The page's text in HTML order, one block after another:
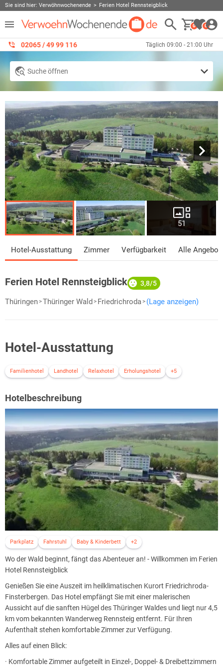
Sie sind hier: Verwöhnwochenende Ferien Hotel Rennsteigblick
0 0
02065 / 49 ‌99 116 Täglich 09:00 - 21:00 Uhr
Suche öffnen
51
Hotel-Ausstattung Zimmer Verfügbarkeit Alle
Ferien Hotel Rennsteigblick 3,8/5
Thüringen Thüringer Wald Friedrichroda (Lage anzeigen)
Hotel-Ausstattung
Familienhotel Landhotel Relaxhotel Erholungshotel +5
Hotelbeschreibung
Parkplatz Fahrstuhl Baby & Kinderbett +2
Wo der Wald beginnt, fängt das Abenteuer an! - Willkommen im Ferien
Hotel Rennsteigblick
Genießen Sie eine Auszeit im heilklimatischen Kurort Friedrichroda-
Finsterbergen. Das Hotel empfängt Sie mit einer malerischen
Aussicht auf die sanften Hügel des Thüringer Waldes und liegt nur 4,5
km vom bekannten Wanderweg Rennsteig entfernt. Für Ihren
Aufenthalt stehen komfortable Zimmer zur Verfügung.
Alles auf einen Blick:
· Komfortable Zimmer aufgeteilt in Einzel-, Doppel- & Dreibettzimmern